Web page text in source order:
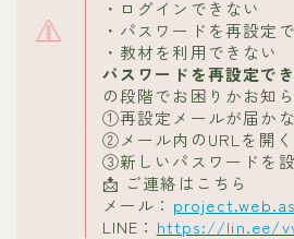
・ログインできない
・パスワードを再設定
・教材を利用できない
パスワードを再設定で
の段階でお困りかお知
①再設定メールが届か
②メール内のURLを開
③新しいパスワードを
📩 ご連絡はこちら
メール：
LINE： https://lin.ee/